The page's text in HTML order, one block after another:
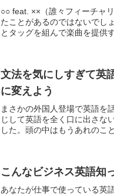
○○ feat. ××（誰々フィーチャ
たことがあるのではないでし
とタッグを組んで楽曲を提供
文法を気にしすぎて英
に変えよう
まさかの外国人登場で英語を
じして英語を全く口に出さな
した。頭の中はもうあれのこ
こんなビジネス英語知
あなたが仕事で使っている英